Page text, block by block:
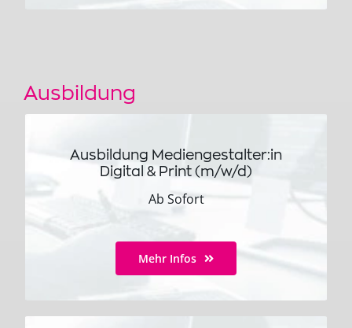
Ausbildung
Ausbildung Mediengestalter:in
Digital & Print (m/w/d)
Ab Sofort
Mehr Infos